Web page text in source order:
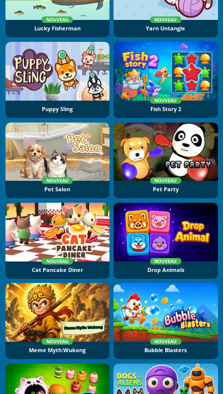
NOUVEAU
Lucky Fisherman
NOUVEAU
Yarn Untangle
Puppy Sling
NOUVEAU
Fish Story 2
NOUVEAU
Pet Salon
NOUVEAU
Pet Party
NOUVEAU
Cat Pancake Diner
NOUVEAU
Drop Animals
NOUVEAU
Meme Myth:Wukong
NOUVEAU
Bubble Blasters